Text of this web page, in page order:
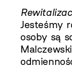
Jesteśmy
osoby są